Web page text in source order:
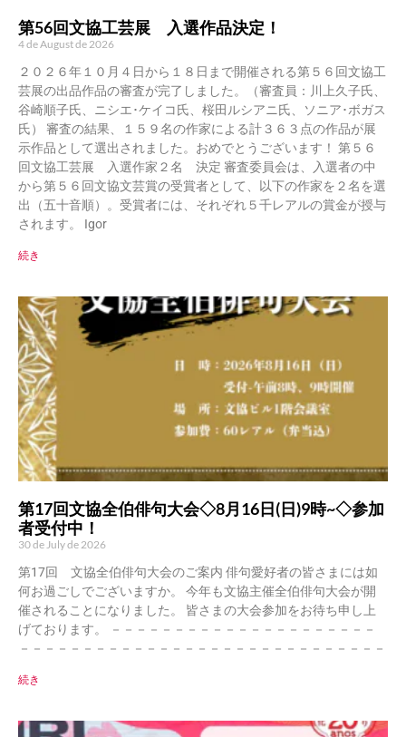
第56回文協工芸展 入選作品決定！
4 de August de 2026
２０２６年１０月４日から１８日まで開催される第５６回文協工
芸展の出品作品の審査が完了しました。（審査員：川上久子氏、
谷崎順子氏、ニシエ･ケイコ氏、桜田ルシアニ氏、ソニア･ボガス
氏） 審査の結果、１５９名の作家による計３６３点の作品が展
示作品として選出されました。おめでとうございます！ 第５６
回文協工芸展 入選作家２名 決定 審査委員会は、入選者の中
から第５６回文協文芸賞の受賞者として、以下の作家を２名を選
出（五十音順）。受賞者には、それぞれ５千レアルの賞金が授与
されます。 Igor
続き
第17回文協全伯俳句大会◇8月16日(日)9時~◇参加
者受付中！
30 de July de 2026
第17回 文協全伯俳句大会のご案内 俳句愛好者の皆さまには如
何お過ごしでございますか。 今年も文協主催全伯俳句大会が開
催されることになりました。 皆さまの大会参加をお待ち申し上
げております。 －－－－－－－－－－－－－－－－－－－－－
－－－－－－－－－－－－－－－－－－－－－－－－－－－－－
続き